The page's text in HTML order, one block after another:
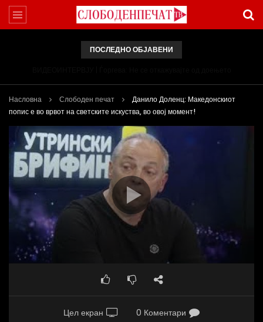
ПОСЛЕДНО ОБЈАВЕНИ
Насловна Слободен печат
Данило Доленц: Македонскиот
попис е во врвот на светските искуства, во овој момент!
Цел екран 0 Коментари